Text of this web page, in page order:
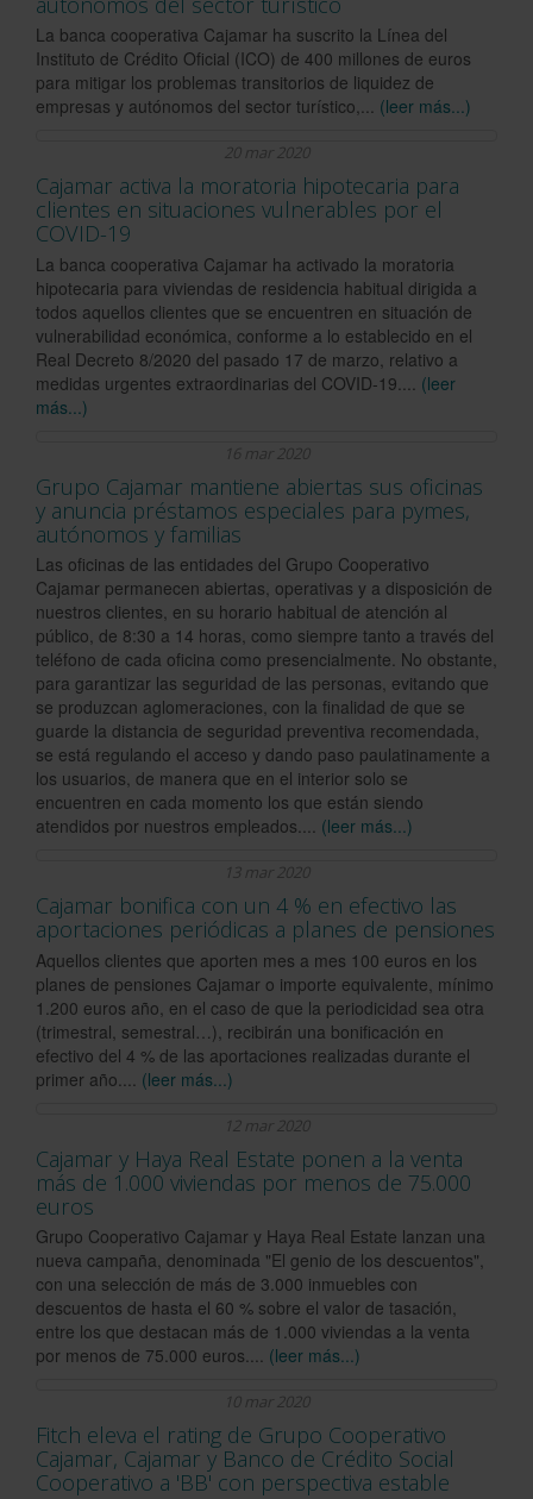
La banca cooperativa Cajamar ha suscrito la Línea del
Instituto de Crédito Oficial (ICO) de 400 millones de euros
para mitigar los problemas transitorios de liquidez de
empresas y autónomos del sector turístico,... (leer más...)
20 mar 2020
Cajamar activa la moratoria hipotecaria para
clientes en situaciones vulnerables por el
COVID-19
La banca cooperativa Cajamar ha activado la moratoria
hipotecaria para viviendas de residencia habitual dirigida a
todos aquellos clientes que se encuentren en situación de
vulnerabilidad económica, conforme a lo establecido en el
Real Decreto 8/2020 del pasado 17 de marzo, relativo a
medidas urgentes extraordinarias del COVID-19.... (leer
más...)
16 mar 2020
Grupo Cajamar mantiene abiertas sus oficinas
y anuncia préstamos especiales para pymes,
autónomos y familias
Las oficinas de las entidades del Grupo Cooperativo
Cajamar permanecen abiertas, operativas y a disposición de
nuestros clientes, en su horario habitual de atención al
público, de 8:30 a 14 horas, como siempre tanto a través del
teléfono de cada oficina como presencialmente. No obstante,
para garantizar las seguridad de las personas, evitando que
se produzcan aglomeraciones, con la finalidad de que se
guarde la distancia de seguridad preventiva recomendada,
se está regulando el acceso y dando paso paulatinamente a
los usuarios, de manera que en el interior solo se
encuentren en cada momento los que están siendo
atendidos por nuestros empleados.... (leer más...)
13 mar 2020
Cajamar bonifica con un 4 % en efectivo las
aportaciones periódicas a planes de pensiones
Aquellos clientes que aporten mes a mes 100 euros en los
planes de pensiones Cajamar o importe equivalente, mínimo
1.200 euros año, en el caso de que la periodicidad sea otra
(trimestral, semestral…), recibirán una bonificación en
efectivo del 4 % de las aportaciones realizadas durante el
primer año.... (leer más...)
12 mar 2020
Cajamar y Haya Real Estate ponen a la venta
más de 1.000 viviendas por menos de 75.000
euros
Grupo Cooperativo Cajamar y Haya Real Estate lanzan una
nueva campaña, denominada "El genio de los descuentos",
con una selección de más de 3.000 inmuebles con
descuentos de hasta el 60 % sobre el valor de tasación,
entre los que destacan más de 1.000 viviendas a la venta
por menos de 75.000 euros.... (leer más...)
10 mar 2020
Fitch eleva el rating de Grupo Cooperativo
Cajamar, Cajamar y Banco de Crédito Social
Cooperativo a 'BB' con perspectiva estable